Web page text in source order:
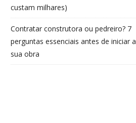
custam milhares)
Contratar construtora ou pedreiro? 7
perguntas essenciais antes de iniciar a
sua obra